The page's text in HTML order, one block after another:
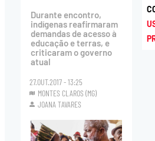
Durante encontro,
indígenas reafirmaram
demandas de acesso à
educação e terras, e
criticaram o governo
atual
27.OUT.2017 - 13:25
MONTES CLAROS (MG)
JOANA TAVARES